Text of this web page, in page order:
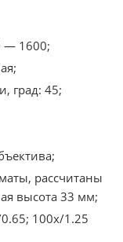
— 1600;
град: 45;
рассчитаны
высота 33 мм;
100x/1.25